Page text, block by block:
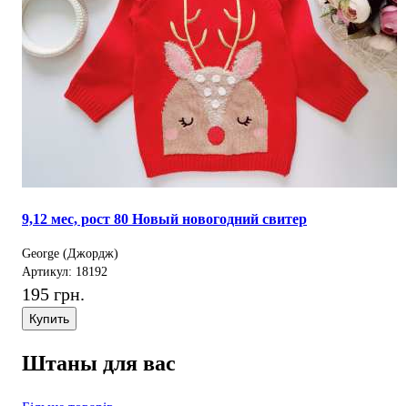
9,12 мес, рост 80 Новый новогодний свитер
George (Джордж)
Артикул: 18192
195 грн.
Купить
Штаны для вас